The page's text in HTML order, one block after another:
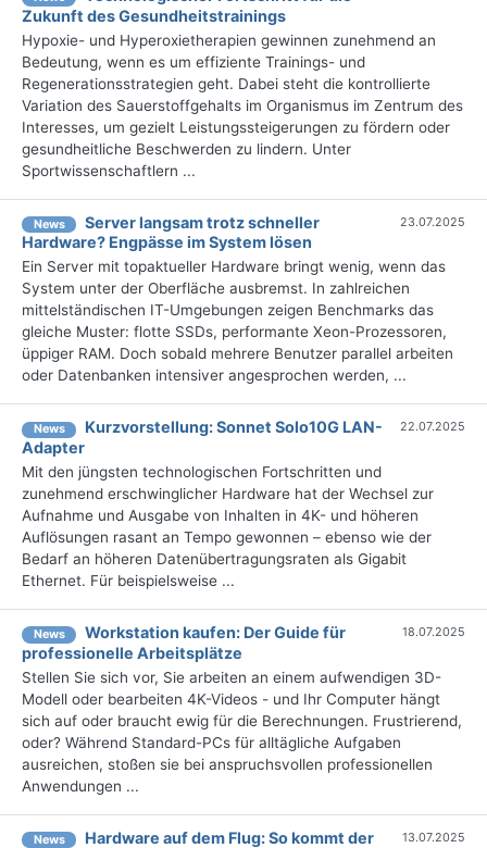
Zukunft des Gesundheitstrainings
Hypoxie- und Hyperoxietherapien gewinnen zunehmend an
Bedeutung, wenn es um effiziente Trainings- und
Regenerationsstrategien geht. Dabei steht die kontrollierte
Variation des Sauerstoffgehalts im Organismus im Zentrum des
Interesses, um gezielt Leistungssteigerungen zu fördern oder
gesundheitliche Beschwerden zu lindern. Unter
Sportwissenschaftlern ...
News
Server langsam trotz schneller
Hardware? Engpässe im System lösen
23.07.2025
Ein Server mit topaktueller Hardware bringt wenig, wenn das
System unter der Oberfläche ausbremst. In zahlreichen
mittelständischen IT-Umgebungen zeigen Benchmarks das
gleiche Muster: flotte SSDs, performante Xeon-Prozessoren,
üppiger RAM. Doch sobald mehrere Benutzer parallel arbeiten
oder Datenbanken intensiver angesprochen werden, ...
News
Kurzvorstellung: Sonnet Solo10G LAN-
Adapter
22.07.2025
Mit den jüngsten technologischen Fortschritten und
zunehmend erschwinglicher Hardware hat der Wechsel zur
Aufnahme und Ausgabe von Inhalten in 4K- und höheren
Auflösungen rasant an Tempo gewonnen – ebenso wie der
Bedarf an höheren Datenübertragungsraten als Gigabit
Ethernet. Für beispielsweise ...
News
Workstation kaufen: Der Guide für
professionelle Arbeitsplätze
18.07.2025
Stellen Sie sich vor, Sie arbeiten an einem aufwendigen 3D-
Modell oder bearbeiten 4K-Videos - und Ihr Computer hängt
sich auf oder braucht ewig für die Berechnungen. Frustrierend,
oder? Während Standard-PCs für alltägliche Aufgaben
ausreichen, stoßen sie bei anspruchsvollen professionellen
Anwendungen ...
News
Hardware auf dem Flug: So kommt der
13.07.2025